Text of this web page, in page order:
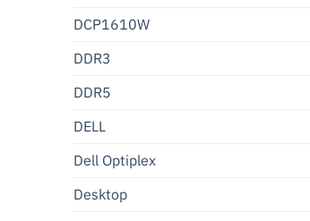
DCP1610W
DDR3
DDR5
DELL
Dell Optiplex
Desktop